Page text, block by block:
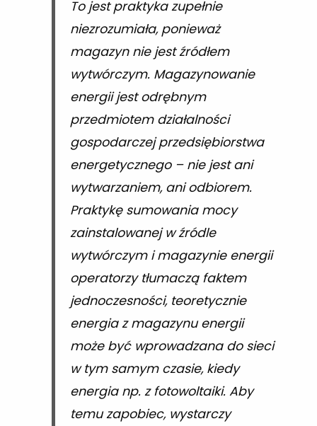
To jest praktyka zupełnie
niezrozumiała, ponieważ
magazyn nie jest źródłem
wytwórczym. Magazynowanie
energii jest odrębnym
przedmiotem działalności
gospodarczej przedsiębiorstwa
energetycznego – nie jest ani
wytwarzaniem, ani odbiorem.
Praktykę sumowania mocy
zainstalowanej w źródle
wytwórczym i magazynie energii
operatorzy tłumaczą faktem
jednoczesności, teoretycznie
energia z magazynu energii
może być wprowadzana do sieci
w tym samym czasie, kiedy
energia np. z fotowoltaiki. Aby
temu zapobiec, wystarczy